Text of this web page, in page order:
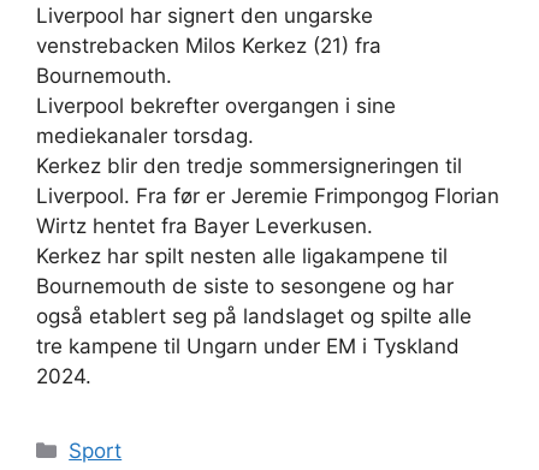
Liverpool har signert den ungarske
venstrebacken Milos Kerkez (21) fra
Bournemouth.
Liverpool bekrefter overgangen i sine
mediekanaler torsdag.
Kerkez blir den tredje sommersigneringen til
Liverpool. Fra før er Jeremie Frimpongog Florian
Wirtz hentet fra Bayer Leverkusen.
Kerkez har spilt nesten alle ligakampene til
Bournemouth de siste to sesongene og har
også etablert seg på landslaget og spilte alle
tre kampene til Ungarn under EM i Tyskland
2024.
Kategorier
Sport